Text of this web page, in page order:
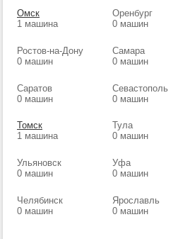
Омск
1 машина
Оренбург
0 машин
Ростов-на-Дону
0 машин
Самара
0 машин
Саратов
0 машин
Севастополь
0 машин
Томск
1 машина
Тула
0 машин
Ульяновск
0 машин
Уфа
0 машин
Челябинск
0 машин
Ярославль
0 машин